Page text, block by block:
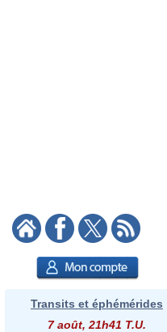
Transits et éphémérides
7 août, 21h41 T.U.